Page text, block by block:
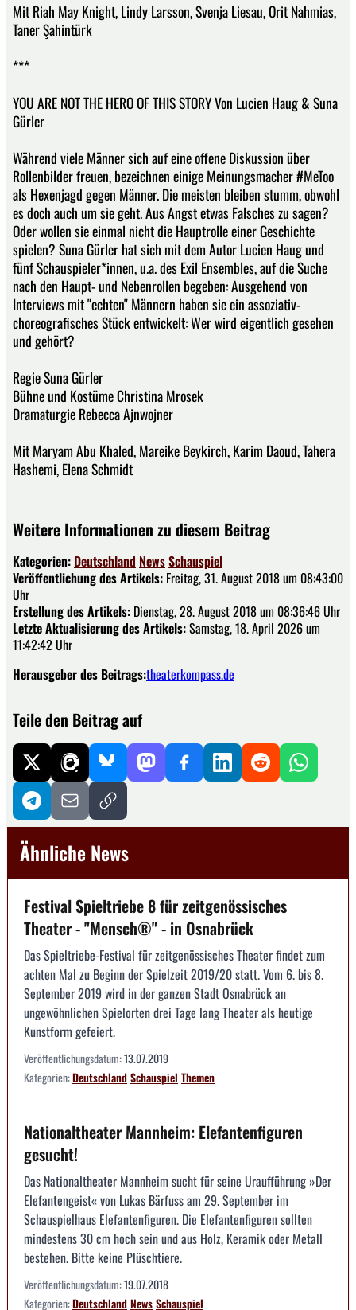
Mit Riah May Knight, Lindy Larsson, Svenja Liesau, Orit Nahmias,
Taner Şahintürk
***
YOU ARE NOT THE HERO OF THIS STORY Von Lucien Haug & Suna
Gürler
Während viele Männer sich auf eine offene Diskussion über
Rollenbilder freuen, bezeichnen einige Meinungsmacher #MeToo
als Hexenjagd gegen Männer. Die meisten bleiben stumm, obwohl
es doch auch um sie geht. Aus Angst etwas Falsches zu sagen?
Oder wollen sie einmal nicht die Hauptrolle einer Geschichte
spielen? Suna Gürler hat sich mit dem Autor Lucien Haug und
fünf Schauspieler*innen, u.a. des Exil Ensembles, auf die Suche
nach den Haupt- und Nebenrollen begeben: Ausgehend von
Interviews mit "echten" Männern haben sie ein assoziativ-
choreografisches Stück entwickelt: Wer wird eigentlich gesehen
und gehört?
Regie Suna Gürler
Bühne und Kostüme Christina Mrosek
Dramaturgie Rebecca Ajnwojner
Mit Maryam Abu Khaled, Mareike Beykirch, Karim Daoud, Tahera
Hashemi, Elena Schmidt
Weitere Informationen zu diesem Beitrag
Kategorien: Deutschland NewsSchauspiel
Veröffentlichung des Artikels: Freitag, 31. August 2018 um 08:43:00
Uhr
Erstellung des Artikels: Dienstag, 28. August 2018 um 08:36:46 Uhr
Letzte Aktualisierung des Artikels:Samstag, 18. April 2026 um
11:42:42 Uhr
Herausgeber des Beitrags:theaterkompass.de
Teile den Beitrag auf
Ähnliche News
Festival Spieltriebe 8 für zeitgenössisches
Theater - "Mensch®" - in Osnabrück
Das Spieltriebe-Festival für zeitgenössisches Theater findet zum
achten Mal zu Beginn der Spielzeit 2019/20 statt. Vom 6. bis 8.
September 2019 wird in der ganzen Stadt Osnabrück an
ungewöhnlichen Spielorten drei Tage lang Theater als heutige
Kunstform gefeiert.
Veröffentlichungsdatum:13.07.2019
Kategorien:DeutschlandSchauspiel Themen
Nationaltheater Mannheim: Elefantenfiguren
gesucht!
Das Nationaltheater Mannheim sucht für seine Uraufführung »Der
Elefantengeist« von Lukas Bärfuss am 29. September im
Schauspielhaus Elefantenfiguren. Die Elefantenfiguren sollten
mindestens 30 cm hoch sein und aus Holz, Keramik oder Metall
bestehen. Bitte keine Plüschtiere.
Veröffentlichungsdatum:19.07.2018
Kategorien:DeutschlandNewsSchauspiel